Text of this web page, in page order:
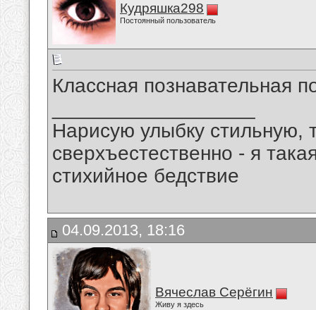
Кудряшка298
Постоянный пользователь
Классная познавательная
Нарисую улыбку стильную,
сверхъестественно - я
стихийное бедствие
04.09.2013, 18:16
Вячеслав Серёгин
Живу я здесь